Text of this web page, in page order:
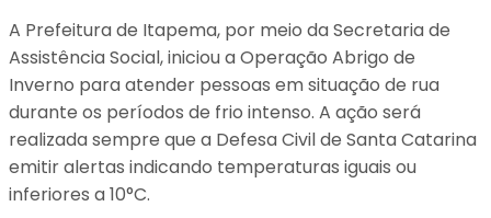
A Prefeitura de Itapema, por meio da Secretaria de
Assistência Social, iniciou a Operação Abrigo de
Inverno para atender pessoas em situação de rua
durante os períodos de frio intenso. A ação será
realizada sempre que a Defesa Civil de Santa Catarina
emitir alertas indicando temperaturas iguais ou
inferiores a 10°C.